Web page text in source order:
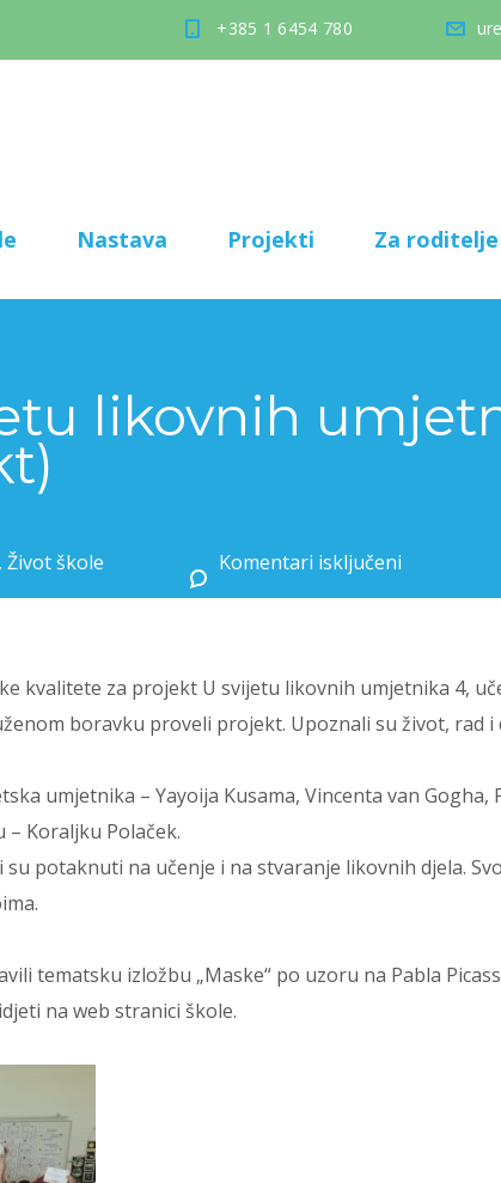
+385 1 6454 780
Nastava Projekti Za roditelje
likovnih
, Život škole Komentari isključeni
kvalitete za projekt U svijetu likovnih umjetnika 4,
boravku proveli projekt. Upoznali su život, rad i
umjetnika – Yayoija Kusama, Vincenta van Gogha,
– Koraljku Polaček.
potaknuti na učenje i na stvaranje likovnih djela.
tematsku izložbu „Maske“ po uzoru na Pabla
na web stranici škole.